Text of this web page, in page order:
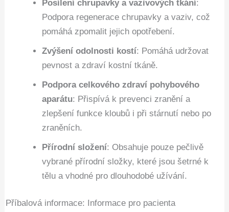
Posílení chrupavky a vazivových tkání:
Podpora regenerace chrupavky a vaziv, což
pomáhá zpomalit jejich opotřebení.
Zvýšení odolnosti kostí: Pomáhá udržovat
pevnost a zdraví kostní tkáně.
Podpora celkového zdraví pohybového
aparátu: Přispívá k prevenci zranění a
zlepšení funkce kloubů i při stárnutí nebo po
zraněních.
Přírodní složení: Obsahuje pouze pečlivě
vybrané přírodní složky, které jsou šetrné k
tělu a vhodné pro dlouhodobé užívání.
Příbalová informace: Informace pro pacienta